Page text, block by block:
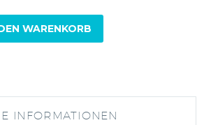
WARENKORB
INFORMATIONEN